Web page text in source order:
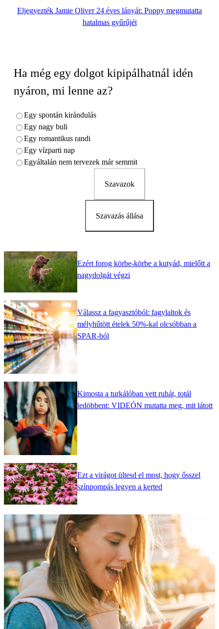
Eljegyezték Jamie Oliver 24 éves lányát: Poppy megmutatta
hatalmas gyűrűjét
Ha még egy dolgot kipipálhatnál idén
nyáron, mi lenne az?
Egy spontán kirándulás
Egy nagy buli
Egy romantikus randi
Egy vízparti nap
Egyáltalán nem tervezek már semmit
Szavazok
Szavazás állása
Ezért forog körbe-körbe a kutyád, mielőtt a
nagydolgát végzi
Válassz a fagyasztóból: fagylaltok és
mélyhűtött ételek 50%-kal olcsóbban a
SPAR-ból
Kimosta a turkálóban vett ruhát, totál
ledöbbent: VIDEÓN mutatta meg, mit látott
Ezt a virágot ültesd el most, hogy ősszel
színpompás legyen a kerted